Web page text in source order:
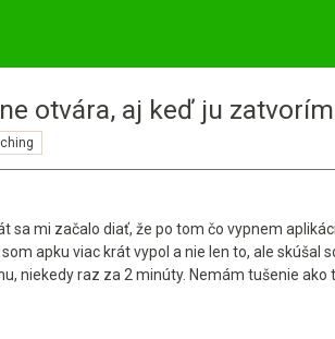
otvára, aj keď ju
sa mi začalo diať, že po tom čo vypnem
apku viac krát vypol a nie len to, ale
niekedy raz za 2 minúty. Nemám tušenie ako